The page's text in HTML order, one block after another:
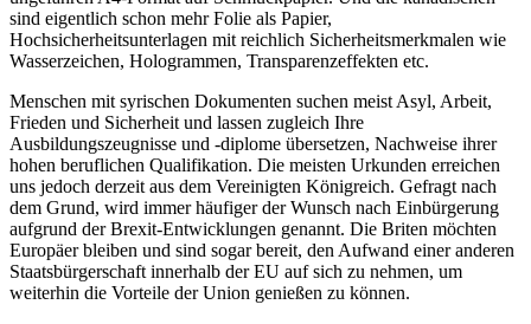
sind eigentlich schon mehr Folie als Papier,
Hochsicherheitsunterlagen mit reichlich Sicherheitsmerkmalen wie
Wasserzeichen, Hologrammen, Transparenzeffekten etc.
Menschen mit syrischen Dokumenten suchen meist Asyl, Arbeit,
Frieden und Sicherheit und lassen zugleich Ihre
Ausbildungszeugnisse und -diplome übersetzen, Nachweise ihrer
hohen beruflichen Qualifikation. Die meisten Urkunden erreichen
uns jedoch derzeit aus dem Vereinigten Königreich. Gefragt nach
dem Grund, wird immer häufiger der Wunsch nach Einbürgerung
aufgrund der Brexit-Entwicklungen genannt. Die Briten möchten
Europäer bleiben und sind sogar bereit, den Aufwand einer anderen
Staatsbürgerschaft innerhalb der EU auf sich zu nehmen, um
weiterhin die Vorteile der Union genießen zu können.